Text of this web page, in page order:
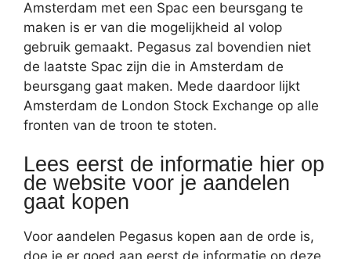
Amsterdam met een Spac een beursgang te
maken is er van die mogelijkheid al volop
gebruik gemaakt. Pegasus zal bovendien niet
de laatste Spac zijn die in Amsterdam de
beursgang gaat maken. Mede daardoor lijkt
Amsterdam de London Stock Exchange op alle
fronten van de troon te stoten.
Lees eerst de informatie hier op
de website voor je aandelen
gaat kopen
Voor aandelen Pegasus kopen aan de orde is,